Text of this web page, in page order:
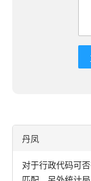
丹凤
对于行政代码可